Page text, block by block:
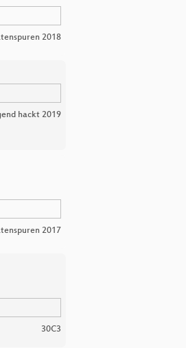
2018
hackt 2019
2017
30C3